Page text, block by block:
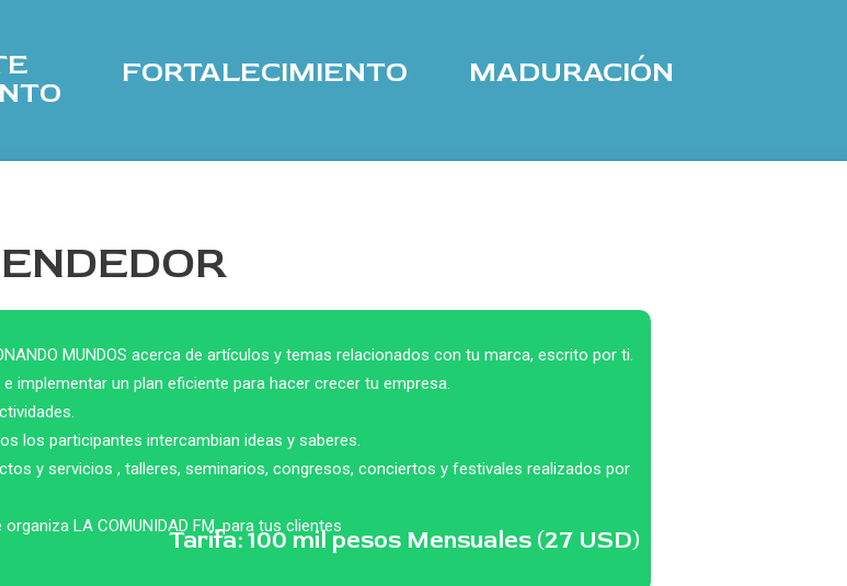
FORTALECIMIENTO MADURACIÓN
MUNDOS acerca de artículos y temas relacionados con tu marca, escrito por ti.
implementar un plan eficiente para hacer crecer tu empresa.
los participantes intercambian ideas y saberes.
y servicios , talleres, seminarios, congresos, conciertos y festivales realizados por
LA COMUNIDAD FM,para tus clientes
Tarifa: 100 mil pesos Mensuales (27 USD)